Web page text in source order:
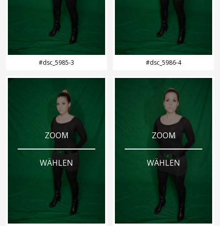
#dsc_5985-3 #dsc_5986-4
ZOOM
WÄHLEN
ZOOM
WÄHLEN